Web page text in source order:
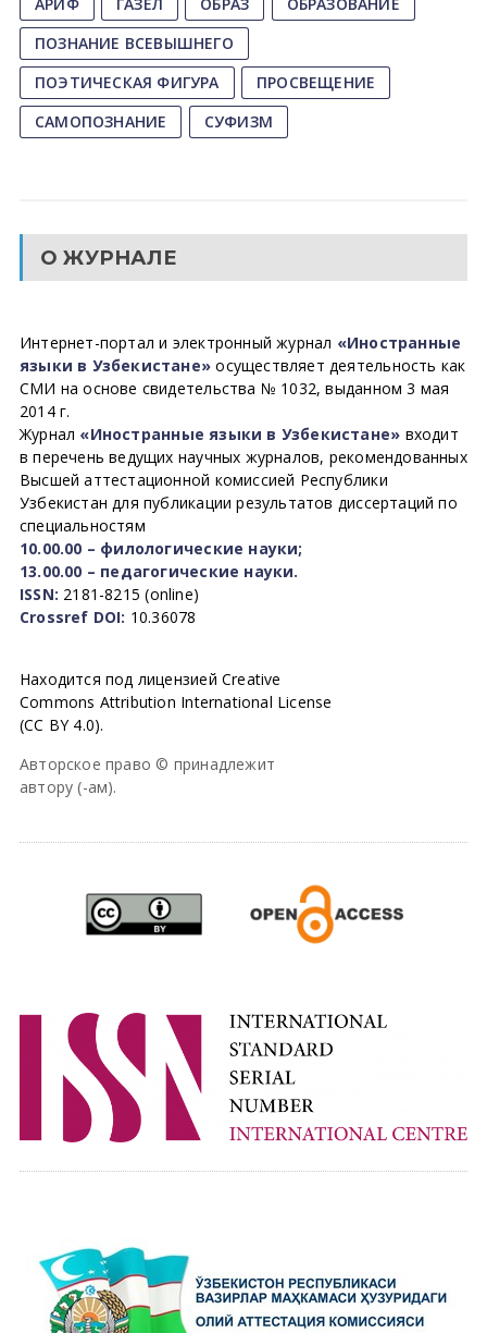
ПОЗНАНИЕ ВСЕВЫШНЕГО
ПОЭТИЧЕСКАЯ ФИГУРА
ПРОСВЕЩЕНИЕ
САМОПОЗНАНИЕ
СУФИЗМ
О ЖУРНАЛЕ
Интернет-портал и электронный журнал «Иностранные
языки в Узбекистане» осуществляет деятельность как
СМИ на основе свидетельства № 1032, выданном 3 мая
2014 г.
Журнал «Иностранные языки в Узбекистане» входит
в перечень ведущих научных журналов, рекомендованных
Высшей аттестационной комиссией Республики
Узбекистан для публикации результатов диссертаций по
специальностям
10.00.00 – филологические науки;
13.00.00 – педагогические науки.
ISSN: 2181-8215 (online)
Crossref DOI: 10.36078
Находится под лицензией Creative
Commons Attribution International License
(CC BY 4.0).
Авторское право © принадлежит
автору (-ам).